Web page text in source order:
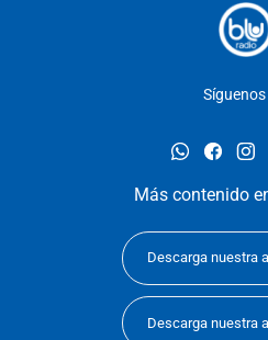
Síguenos
whatsapp
Más contenido
Descarga nuestra
Descarga nuestra